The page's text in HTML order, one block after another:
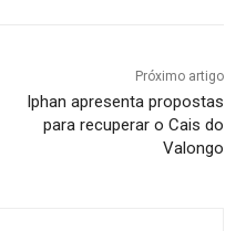
Próximo artigo
Iphan apresenta propostas
para recuperar o Cais do
Valongo